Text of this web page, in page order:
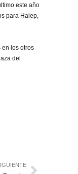
este año
para Halep,
en los otros
del